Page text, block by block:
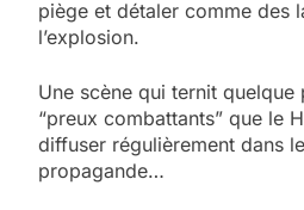
piège et détaler comme des
l’explosion.
Une scène qui ternit quelque
“preux combattants” que le
diffuser régulièrement dans
propagande…